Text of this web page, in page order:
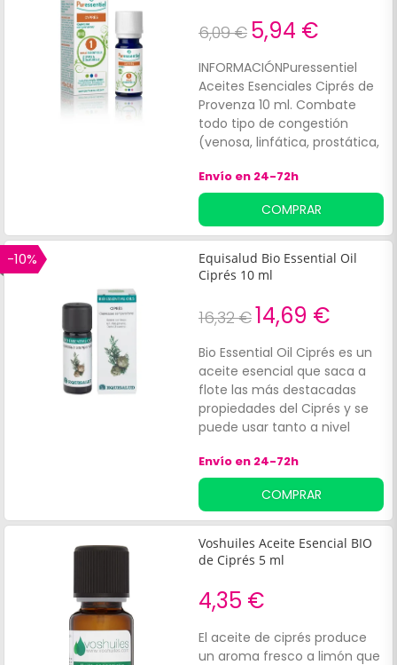
6,09 € 5,94 €
INFORMACIÓNPuressentiel
Aceites Esenciales Ciprés de
Provenza 10 ml. Combate
todo tipo de congestión
(venosa, linfática, prostática,
Envío en 24-72h
COMPRAR
-10%
Equisalud Bio Essential Oil
Ciprés 10 ml
16,32 €14,69 €
Bio Essential Oil Ciprés es un
aceite esencial que saca a
flote las más destacadas
propiedades del Ciprés y se
puede usar tanto a nivel
externo, ya que sirve como
suplemento alimenticio.
Cuenta con una ayuda
vasoconstrictor y tonificante
venoso.*Aceite esencial 100%
de ciprés**No sobrepasar la
beneficios del ciprés, una
opción natural para cuidarse
por dentro y por fuera.
Envío en 24-72h
COMPRAR
Voshuiles Aceite Esencial BIO
de Ciprés 5 ml
4,35 €
El aceite de ciprés produce
un aroma fresco a limón que